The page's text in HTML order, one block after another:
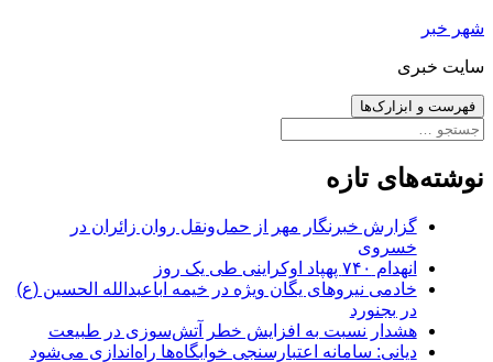
رفتن
نوشته‌ها
شهر خبر
سایت خبری
فهرست و ابزارک‌ها
جستجو
نوشته‌های تازه
گزارش خبرنگار مهر از حمل‌ونقل روان زائران در
خسروی
انهدام ۷۴۰ پهپاد اوکراینی طی یک روز
خادمی نیروهای یگان ویژه در خیمه اباعبدالله الحسین (ع)
در بجنورد
هشدار نسبت به افزایش خطر آتش‌سوزی در طبیعت
دیانی: سامانه اعتبارسنجی خوابگاه‌ها راه‌اندازی می‌شود